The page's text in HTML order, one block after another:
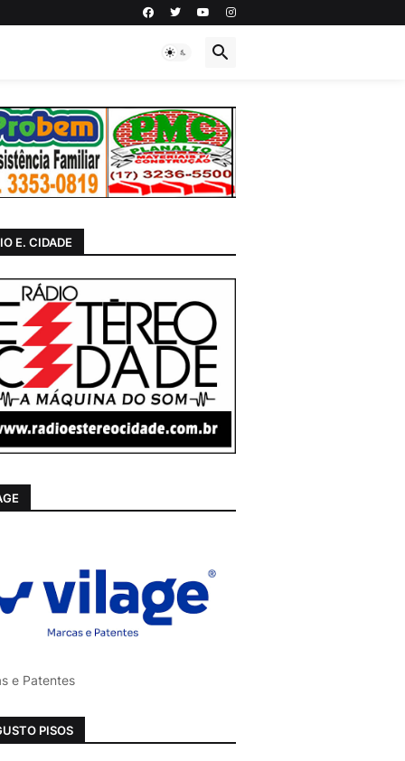
E. CIDADE
e Patentes
PISOS